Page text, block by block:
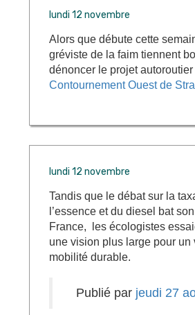
lundi 12 novembre
Alors que débute cette
gréviste de la faim tiennent
dénoncer le projet autoroutier
Contournement Ouest de
lundi 12 novembre
Tandis que le débat sur la
l’essence et du diesel bat
France, les écologistes
une vision plus large pour un
mobilité durable.
Publié par jeudi 27